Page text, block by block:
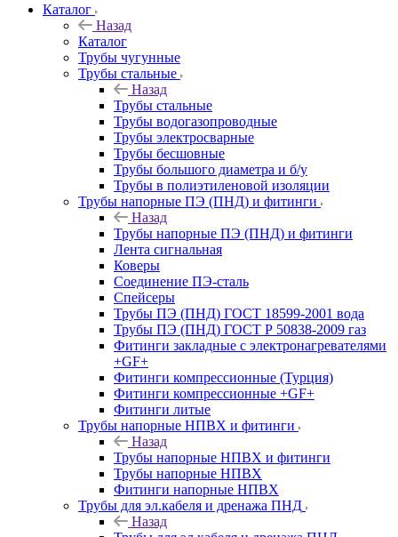
Каталог
Назад
Каталог
Трубы чугунные
Трубы стальные
Назад
Трубы стальные
Трубы водогазопроводные
Трубы электросварные
Трубы бесшовные
Трубы большого диаметра и б/у
Трубы в полиэтиленовой изоляции
Трубы напорные ПЭ (ПНД) и фитинги
Назад
Трубы напорные ПЭ (ПНД) и фитинги
Лента сигнальная
Коверы
Соединение ПЭ-сталь
Спейсеры
Трубы ПЭ (ПНД) ГОСТ 18599-2001 вода
Трубы ПЭ (ПНД) ГОСТ Р 50838-2009 газ
Фитинги закладные с электронагревателями
+GF+
Фитинги компрессионные (Турция)
Фитинги компрессионные +GF+
Фитинги литые
Трубы напорные НПВХ и фитинги
Назад
Трубы напорные НПВХ и фитинги
Трубы напорные НПВХ
Фитинги напорные НПВХ
Трубы для эл.кабеля и дренажа ПНД
Назад